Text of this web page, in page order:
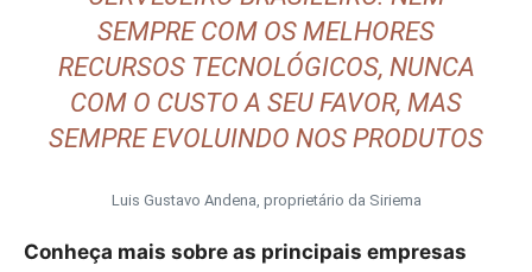
SEMPRE COM OS MELHORES
RECURSOS TECNOLÓGICOS, NUNCA
COM O CUSTO A SEU FAVOR, MAS
SEMPRE EVOLUINDO NOS PRODUTOS
Luis Gustavo Andena, proprietário da Siriema
Conheça mais sobre as principais empresas